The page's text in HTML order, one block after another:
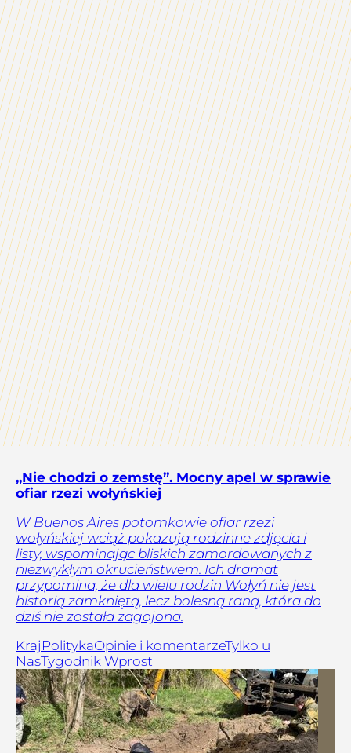
„Nie chodzi o zemstę”. Mocny apel w sprawie
ofiar rzezi wołyńskiej
W Buenos Aires potomkowie ofiar rzezi
wołyńskiej wciąż pokazują rodzinne zdjęcia i
listy, wspominając bliskich zamordowanych z
niezwykłym okrucieństwem. Ich dramat
przypomina, że dla wielu rodzin Wołyń nie jest
historią zamkniętą, lecz bolesną raną, która do
dziś nie została zagojona.
Kraj PolitykaOpinie i komentarzeTylko u
NasTygodnik Wprost